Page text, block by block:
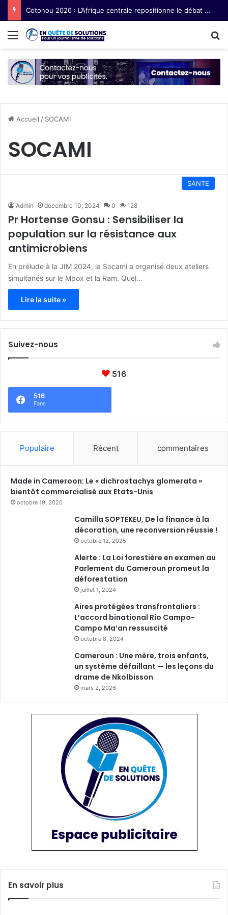
Cotonou 2026 : L’Afrique centrale repositionne le débat sur les semences paysannes
Menu
Accueil / SOCAMI
SOCAMI
SANTE
Admin décembre 10, 2024 0 128
Pr Hortense Gonsu : Sensibiliser la
population sur la résistance aux
antimicrobiens
En prélude à la JIM 2024, la Socami a organisé deux ateliers
simultanés sur le Mpox et la Ram. Quel…
Lire la suite »
Suivez-nous
516
516
Fans
Populaire Récent commentaires
Made in Cameroon: Le « dichrostachys glomerata »
bientôt commercialisé aux Etats-Unis
octobre 19, 2020
Camilla SOPTEKEU, De la finance à la
décoration, une reconversion réussie !
octobre 12, 2025
Alerte : La Loi forestière en examen au
Parlement du Cameroun promeut la
déforestation
juillet 1, 2024
Aires protégées transfrontaliers :
L’accord binational Rio Campo-
Campo Ma’an ressuscité
octobre 8, 2024
Cameroun : Une mère, trois enfants,
un système défaillant — les leçons du
drame de Nkolbisson
mars 2, 2026
En savoir plus